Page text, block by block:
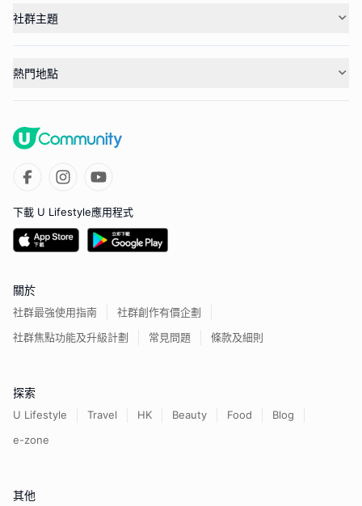
社群主題
熱門地點
下載 U Lifestyle應用程式
關於
社群最強使用指南
社群創作有價企劃
社群焦點功能及升級計劃
常見問題 條款及細則
探索
U Lifestyle Travel HK Beauty Food
Blog
e-zone
其他